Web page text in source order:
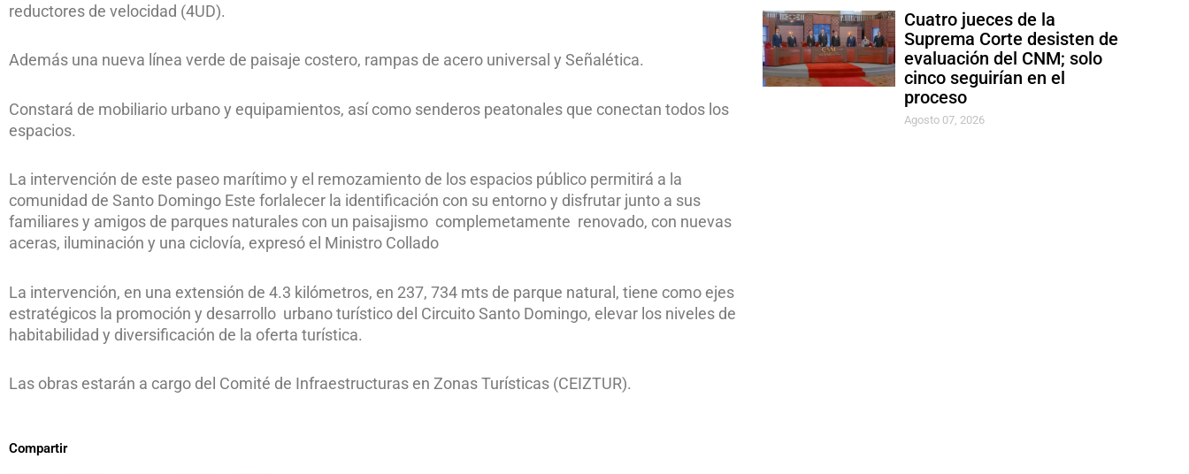
reductores de velocidad (4UD).
Además una nueva línea verde de paisaje costero, rampas de acero universal y Señalética.
Constará de mobiliario urbano y equipamientos, así como senderos peatonales que conectan todos los
espacios.
La intervención de este paseo marítimo y el remozamiento de los espacios público permitirá a la
comunidad de Santo Domingo Este forlalecer la identificación con su entorno y disfrutar junto a sus
familiares y amigos de parques naturales con un paisajismo complemetamente renovado, con nuevas
aceras, iluminación y una ciclovía, expresó el Ministro Collado
La intervención, en una extensión de 4.3 kilómetros, en 237, 734 mts de parque natural, tiene como ejes
estratégicos la promoción y desarrollo urbano turístico del Circuito Santo Domingo, elevar los niveles de
habitabilidad y diversificación de la oferta turística.
Las obras estarán a cargo del Comité de Infraestructuras en Zonas Turísticas (CEIZTUR).
Compartir
Cuatro jueces de la
Suprema Corte desisten de
evaluación del CNM; solo
cinco seguirían en el
proceso
Agosto 07, 2026